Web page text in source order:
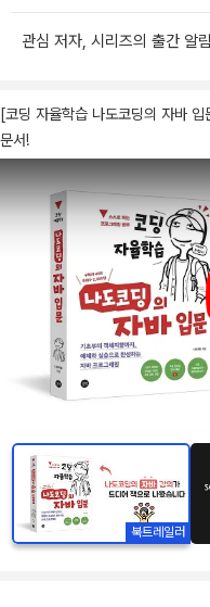
관심 저자, 시리즈의 출간 알
[코딩 자율학습 나도코딩의 자바
문서!
북트레일러